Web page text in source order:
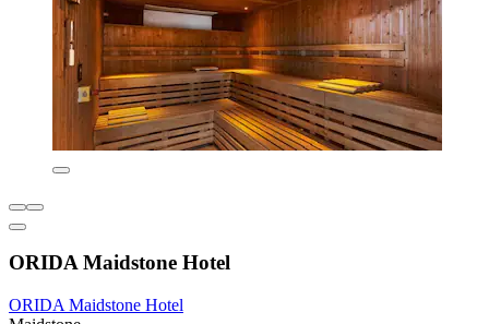
ORIDA Maidstone Hotel
ORIDA Maidstone Hotel